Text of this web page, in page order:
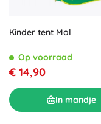
Kinder tent Mol
Op voorraad
€ 14,90
In mandje